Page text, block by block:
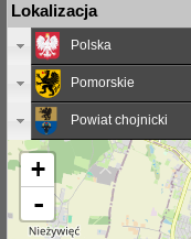
Lokalizacja
Polska
Pomorskie
Powiat chojnicki
+
-